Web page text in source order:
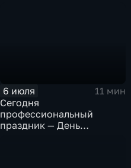
6 июля
11 мин
Сегодня
профессиональный
праздник — День